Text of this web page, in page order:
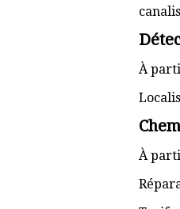
À
À